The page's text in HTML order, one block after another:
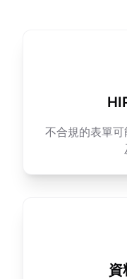
不合規的表單
資